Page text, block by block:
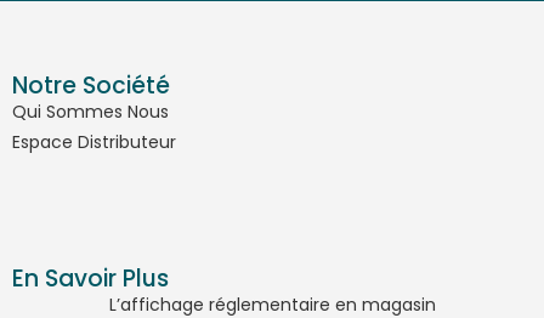
Notre Société
Qui Sommes Nous
Espace Distributeur
En Savoir Plus
L’affichage réglementaire en magasin